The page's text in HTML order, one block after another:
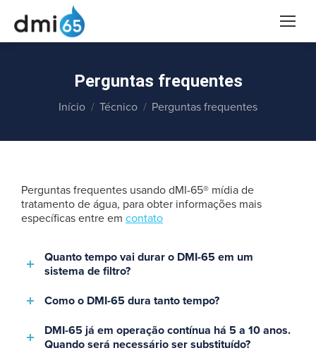
Perguntas frequentes
Você está aqui:
Início Técnico Perguntas frequentes
Perguntas frequentes usando dMI-65® mídia de
tratamento de água, para obter informações mais
específicas entre em contato
Quanto tempo vai durar o DMI-65 em um
sistema de filtro?
Como o DMI-65 dura tanto tempo?
DMI-65 já em operação contínua há 5 a 10 anos.
Quando será necessário ser substituído?